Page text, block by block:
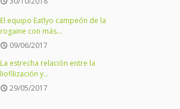
El equipo Eatlyo campeón de la
rogaine con más...
09/06/2017
La estrecha relación entre la
liofilización y...
29/05/2017